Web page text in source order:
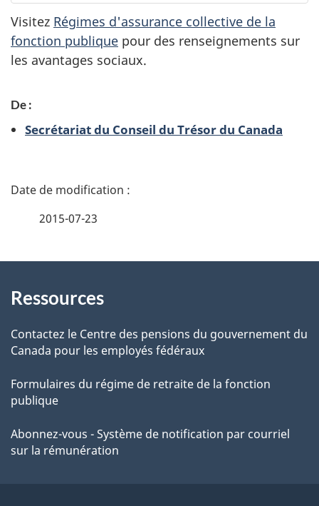
Visitez Régimes d'assurance collective de la
fonction publique pour des renseignements sur
les avantages sociaux.
De :
Secrétariat du Conseil du Trésor du Canada
D
i
l
d
e
l
2015-07-23
propos
de
site
Ressources
Contactez le Centre des pensions du gouvernement du
Canada pour les employés fédéraux
Formulaires du régime de retraite de la fonction
publique
Abonnez-vous - Système de notification par courriel
sur la rémunération